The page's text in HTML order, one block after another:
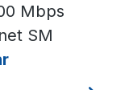
Mbps
SM